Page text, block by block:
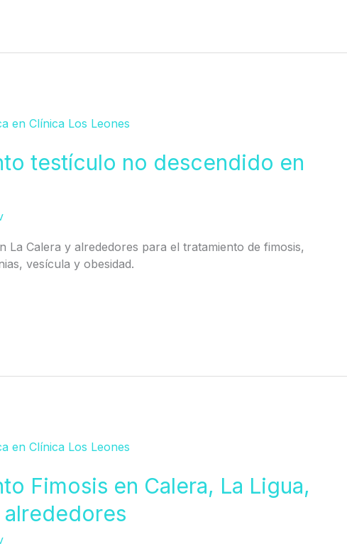
testículo no descendido en
La Calera y alrededores para el tratamiento de fimosis,
vesícula y obesidad.
Fimosis en Calera, La Ligua,
alrededores